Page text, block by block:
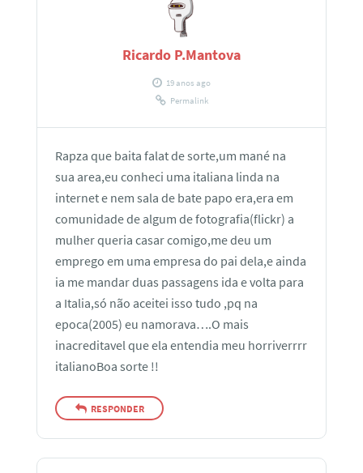
Ricardo P.Mantova
19 anos ago
Permalink
Rapza que baita falat de sorte,um mané na
sua area,eu conheci uma italiana linda na
internet e nem sala de bate papo era,era em
comunidade de algum de fotografia(flickr) a
mulher queria casar comigo,me deu um
emprego em uma empresa do pai dela,e ainda
ia me mandar duas passagens ida e volta para
a Italia,só não aceitei isso tudo ,pq na
epoca(2005) eu namorava….O mais
inacreditavel que ela entendia meu horriverrrr
italianoBoa sorte !!
RESPONDER